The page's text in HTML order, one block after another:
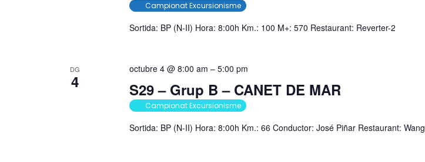
Campionat Excursionisme
Sortida: BP (N-II) Hora: 8:00h Km.: 100 M+: 570 Restaurant: Reverter-2
DG
4 S29 – Grup B – CANET DE MAR
octubre 4 @ 8:00 am – 5:00 pm
Campionat Excursionisme
Sortida: BP (N-II) Hora: 8:00h Km.: 66 Conductor: José Piñar Restaurant: Wang